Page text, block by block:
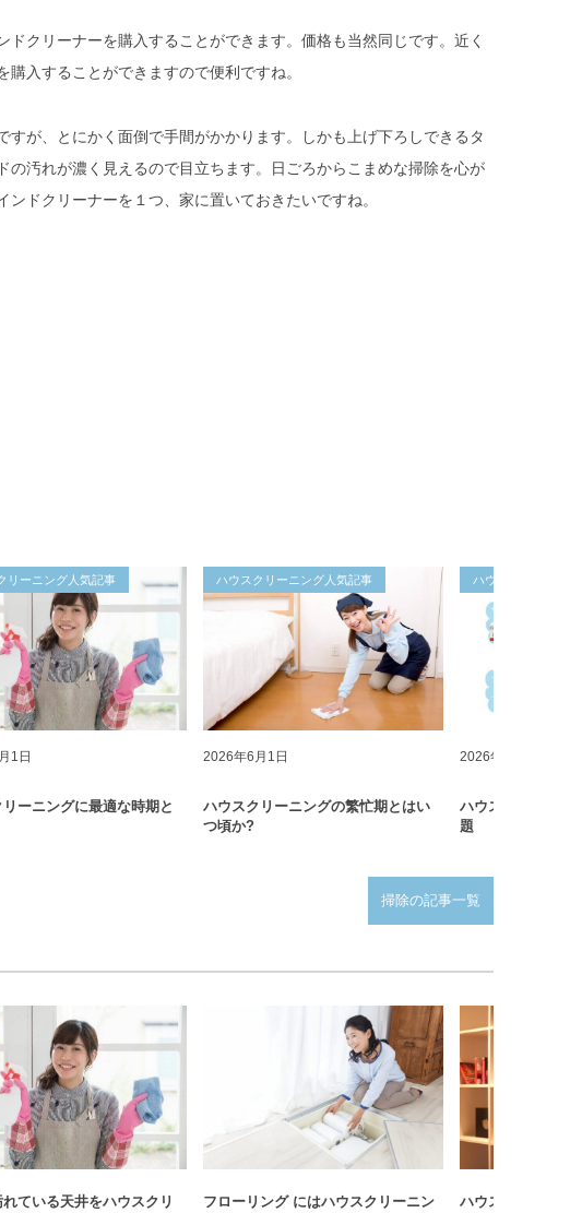
クリーナーを購入することができます。価格も当然同じです。近く
入することができますので便利ですね。
すが、とにかく面倒で手間がかかります。しかも上げ下ろしできるタ
の汚れが濃く見えるので目立ちます。日ごろからこまめな掃除を心が
ドクリーナーを１つ、家に置いておきたいですね。
リーニング人気記事
1日
ーニングに最適な時期と
ハウスクリーニング人気記事
2026年6月1日
ハウスクリーニングの繁忙期とはい
つ頃か?
ハウスクリーニング
2026年6月1日
ハウスクリーニン
題
掃除の記事一覧
ている天井をハウスクリ
フローリング にはハウスクリーニン
ハウスクリーニン